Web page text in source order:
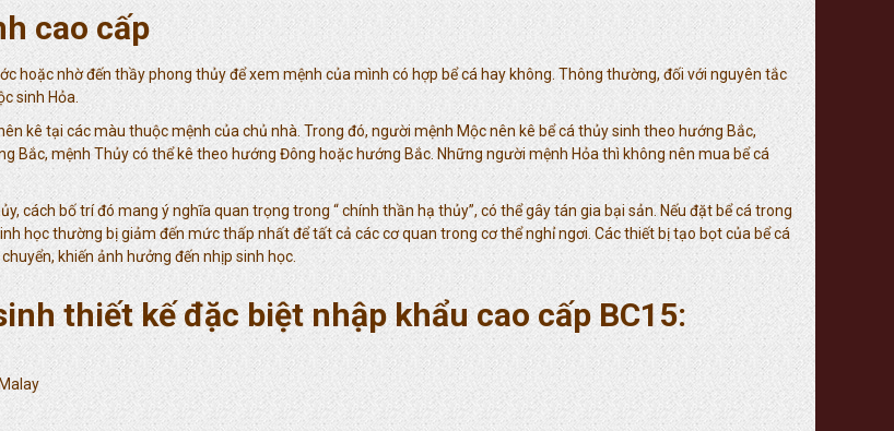
cao cấp
hoặc nhờ đến thầy phong thủy để xem mệnh của mình có hợp bể cá hay không. Thông thường, đối với nguyên tắc
sinh Hỏa.
kê tại các màu thuộc mệnh của chủ nhà. Trong đó, người mệnh Mộc nên kê bể cá thủy sinh theo hướng Bắc,
Bắc, mệnh Thủy có thể kê theo hướng Đông hoặc hướng Bắc. Những người mệnh Hỏa thì không nên mua bể cá
cách bố trí đó mang ý nghĩa quan trọng trong “ chính thần hạ thủy”, có thể gây tán gia bại sản. Nếu đặt bể cá trong
học thường bị giảm đến mức thấp nhất để tất cả các cơ quan trong cơ thể nghỉ ngơi. Các thiết bị tạo bọt của bể cá
khiến ảnh hưởng đến nhịp sinh học.
thiết kế đặc biệt nhập khẩu cao cấp BC15: